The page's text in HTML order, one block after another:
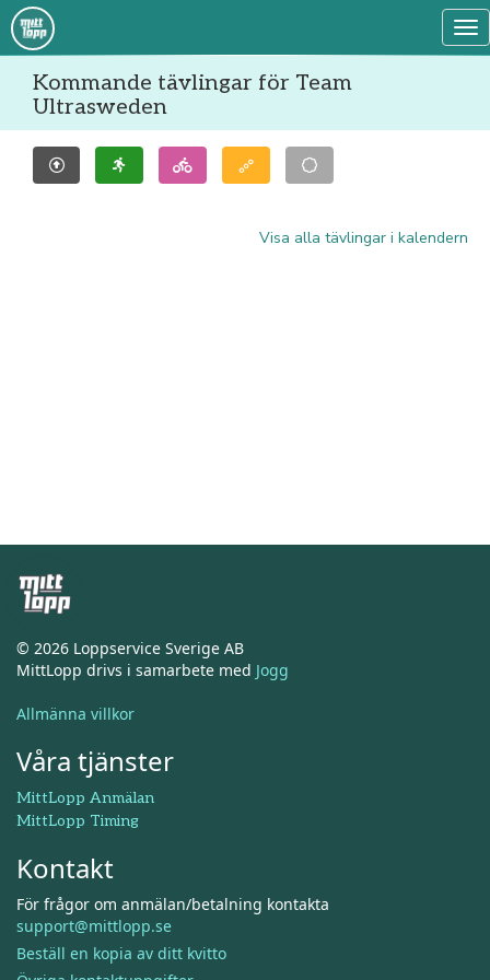
Kommande tävlingar för Team
Ultrasweden
Visa alla tävlingar i kalendern
© 2026 Loppservice Sverige AB
MittLopp drivs i samarbete med Jogg
Allmänna villkor
Våra tjänster
MittLopp Anmälan
MittLopp Timing
Kontakt
För frågor om anmälan/betalning kontakta
support@mittlopp.se
Beställ en kopia av ditt kvitto